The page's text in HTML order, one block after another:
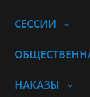
СЕССИИ
НАКАЗЫ